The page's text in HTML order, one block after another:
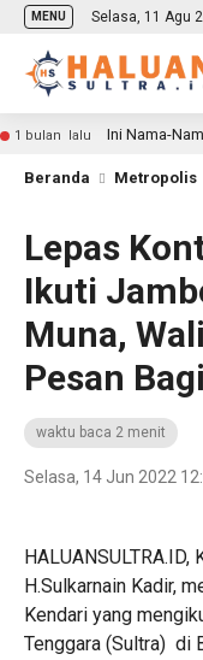
MENU Selasa, 11 Agu
1 bulan lalu Ini Nama-
Beranda Metropolis
Lepas
Ikuti
Muna,
Pesan
waktu baca 2 menit
Selasa, 14 Jun 2022
H.Sulkarnain Kadir,
Kendari yang
Tenggara (Sultra) di